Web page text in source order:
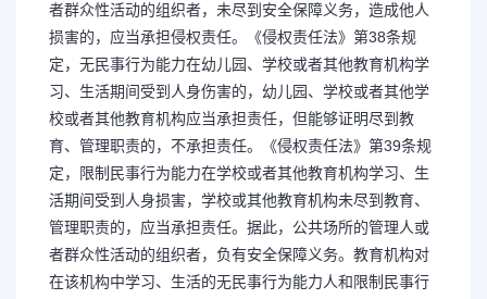
者群众性活动的组织者，未尽到安全保障义务，造成他人
损害的，应当承担侵权责任。《侵权责任法》第38条规
定，无民事行为能力在幼儿园、学校或者其他教育机构学
习、生活期间受到人身伤害的，幼儿园、学校或者其他学
校或者其他教育机构应当承担责任，但能够证明尽到教
育、管理职责的，不承担责任。《侵权责任法》第39条规
定，限制民事行为能力在学校或者其他教育机构学习、生
活期间受到人身损害，学校或其他教育机构未尽到教育、
管理职责的，应当承担责任。据此，公共场所的管理人或
者群众性活动的组织者，负有安全保障义务。教育机构对
在该机构中学习、生活的无民事行为能力人和限制民事行